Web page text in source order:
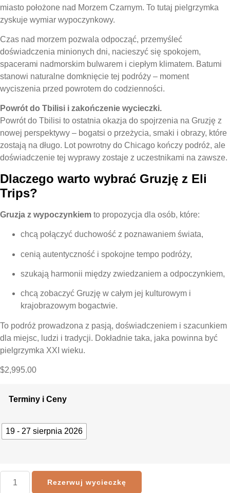
miasto położone nad Morzem Czarnym. To tutaj pielgrzymka
zyskuje wymiar wypoczynkowy.
Czas nad morzem pozwala odpocząć, przemyśleć
doświadczenia minionych dni, nacieszyć się spokojem,
spacerami nadmorskim bulwarem i ciepłym klimatem. Batumi
stanowi naturalne domknięcie tej podróży – moment
wyciszenia przed powrotem do codzienności.
Powrót do Tbilisi i zakończenie wycieczki.
Powrót do Tbilisi to ostatnia okazja do spojrzenia na Gruzję z
nowej perspektywy – bogatsi o przeżycia, smaki i obrazy, które
zostają na długo. Lot powrotny do Chicago kończy podróż, ale
doświadczenie tej wyprawy zostaje z uczestnikami na zawsze.
Dlaczego warto wybrać Gruzję z Eli
Trips?
Gruzja z wypoczynkiem to propozycja dla osób, które:
chcą połączyć duchowość z poznawaniem świata,
cenią autentyczność i spokojne tempo podróży,
szukają harmonii między zwiedzaniem a odpoczynkiem,
chcą zobaczyć Gruzję w całym jej kulturowym i
krajobrazowym bogactwie.
To podróż prowadzona z pasją, doświadczeniem i szacunkiem
dla miejsc, ludzi i tradycji. Dokładnie taka, jaka powinna być
pielgrzymka XXI wieku.
$2,995.00
Terminy i Ceny
19 - 27 sierpnia 2026
Rezerwuj wycieczkę